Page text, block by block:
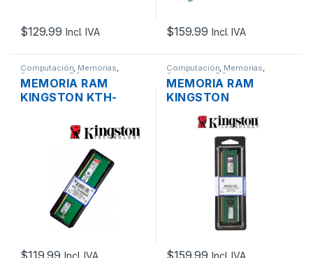
$129.99 Incl. IVA $159.99 Incl. IVA
Computación, Memorias,
Servidores - PCs
MEMORIA RAM
KINGSTON KTH-
8GB 1RX8 PC4-21300
2666MHZ ECC
REGISTERED
$119.99 Incl. IVA
Computación, Memorias,
Servidores - PCs
MEMORIA RAM
KINGSTON
DDR3L 8GB 2RX8
PC3L-12800
1600MHZ ECC
UNBUFFERED
$159.99 Incl. IVA